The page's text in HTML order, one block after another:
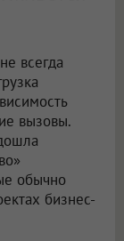
всегда
вызовы.
обычно
бизнес-